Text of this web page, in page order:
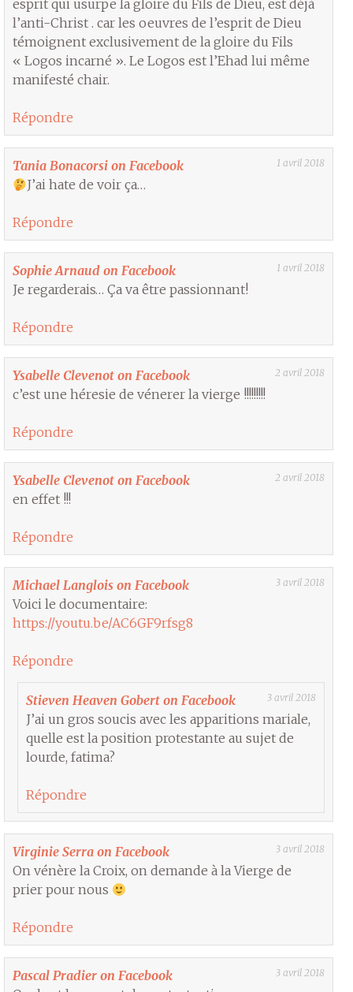
esprit qui usurpe la gloire du Fils de Dieu, est déjà
l’anti-Christ . car les oeuvres de l’esprit de Dieu
témoignent exclusivement de la gloire du Fils
« Logos incarné ». Le Logos est l’Ehad lui même
manifesté chair.
Répondre
Tania Bonacorsi on Facebook 1 avril 2018
J’ai hate de voir ça…
Répondre
Sophie Arnaud on Facebook 1 avril 2018
Je regarderais… Ça va être passionnant!
Répondre
Ysabelle Clevenot on Facebook 2 avril 2018
c’est une héresie de vénerer la vierge !!!!!!!!!
Répondre
Ysabelle Clevenot on Facebook 2 avril 2018
en effet !!!
Répondre
Michael Langlois on Facebook 3 avril 2018
Voici le documentaire:
https://youtu.be/AC6GF9rfsg8
Répondre
Stieven Heaven Gobert on Facebook 3 avril 2018
J’ai un gros soucis avec les apparitions mariale,
quelle est la position protestante au sujet de
lourde, fatima?
Répondre
Virginie Serra on Facebook 3 avril 2018
On vénère la Croix, on demande à la Vierge de
prier pour nous
Répondre
Pascal Pradier on Facebook 3 avril 2018